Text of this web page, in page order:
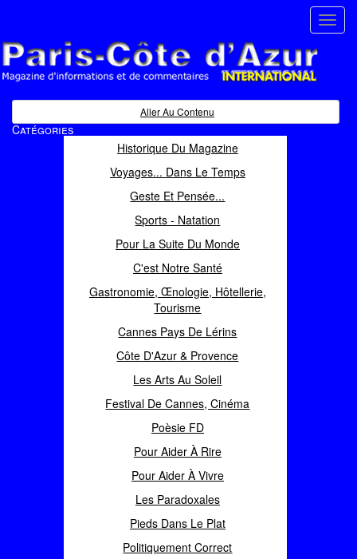
Magazine d'informations et de commentaires
Aller Au Contenu
Catégories
Historique Du Magazine
Voyages... Dans Le Temps
Geste Et Pensée...
Sports - Natation
Pour La Suite Du Monde
C'est Notre Santé
Gastronomie, Œnologie, Hôtellerie,
Tourisme
Cannes Pays De Lérins
Côte D'Azur & Provence
Les Arts Au Soleil
Festival De Cannes, Cinéma
Poèsie FD
Pour Aider À Rire
Pour Aider À Vivre
Les Paradoxales
Pieds Dans Le Plat
Politiquement Correct